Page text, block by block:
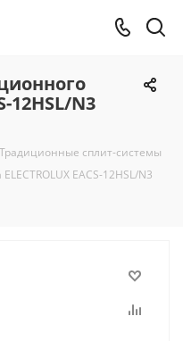
12HSL/N3
Традиционные сплит-системы
EACS-12HSL/N3